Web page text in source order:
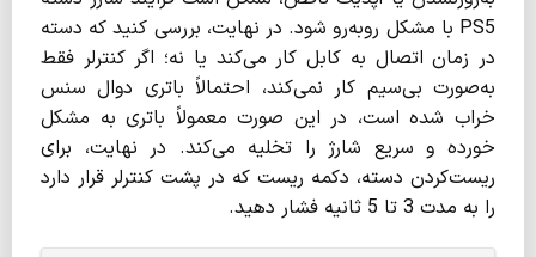
PS5 با مشکل روبه‌رو شود. در نهایت، بررسی کنید که دسته
در زمان اتصال به کابل کار می‌کند یا نه؛ اگر کنترلر فقط
به‌صورت بی‌سیم کار نمی‌کند، احتمالاً باتری دوال سنس
خراب شده است، در این صورت معمولاً باتری به مشکل
خورده و سریع شارژ را تخلیه می‌کند. در نهایت، برای
ریست‌کردن دسته، دکمه ریست که در پشت کنترلر قرار دارد
را به مدت 3 تا 5 ثانیه فشار دهید.